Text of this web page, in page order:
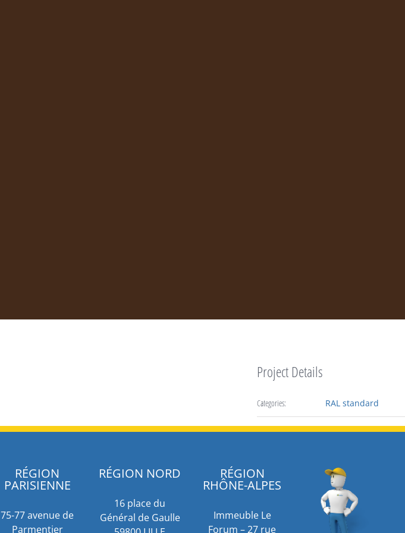
Project Details
Categories: RAL standard
RÉGION
PARISIENNE
75-77 avenue de
Parmentier
RÉGION NORD
16 place du
Général de Gaulle
RÉGION
RHÔNE-ALPES
Immeuble Le
Forum – 27 rue